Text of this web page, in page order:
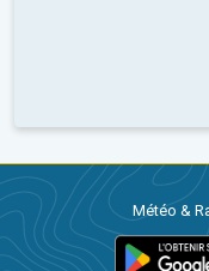
Météo &